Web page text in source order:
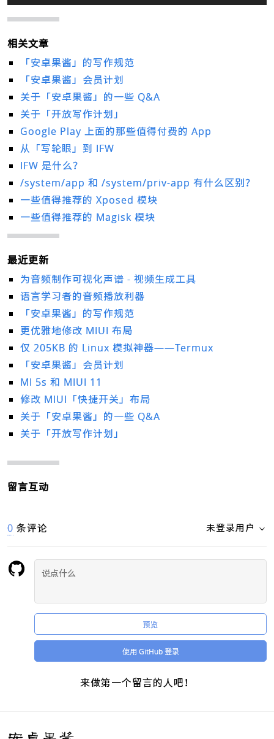
相关文章
「安卓果酱」的写作规范
「安卓果酱」会员计划
关于「安卓果酱」的一些 Q&A
关于「开放写作计划」
Google Play 上面的那些值得付费的 App
从「写轮眼」到 IFW
IFW 是什么？
/system/app 和 /system/priv-app 有什么区别？
一些值得推荐的 Xposed 模块
一些值得推荐的 Magisk 模块
最近更新
为音频制作可视化声谱 - 视频生成工具
语言学习者的音频播放利器
「安卓果酱」的写作规范
更优雅地修改 MIUI 布局
仅 205KB 的 Linux 模拟神器——Termux
「安卓果酱」会员计划
MI 5s 和 MIUI 11
修改 MIUI「快捷开关」布局
关于「安卓果酱」的一些 Q&A
关于「开放写作计划」
留言互动
0 条评论 未登录用户
预览
使用 GitHub 登录
来做第一个留言的人吧！